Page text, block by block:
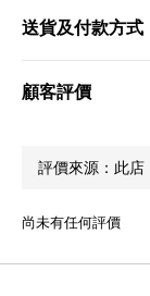
送貨及付款方式
顧客評價
尚未有任何評價